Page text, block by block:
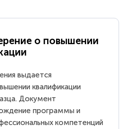
о повышении
выдается
квалификации
Документ
программы и
компетенций